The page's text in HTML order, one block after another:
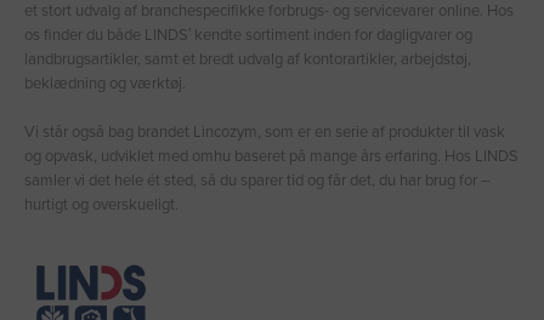
et stort udvalg af branchespecifikke forbrugs- og servicevarer online. Hos
os finder du både LINDS′ kendte sortiment inden for dagligvarer og
landbrugsartikler, samt et bredt udvalg af kontorartikler, arbejdstøj,
beklædning og værktøj.
Vi står også bag brandet Lincozym, som er en serie af produkter til vask
og opvask, udviklet med omhu baseret på mange års erfaring. Hos LINDS
samler vi det hele ét sted, så du sparer tid og får det, du har brug for –
hurtigt og overskueligt.